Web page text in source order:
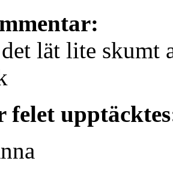
lät lite skumt
felet